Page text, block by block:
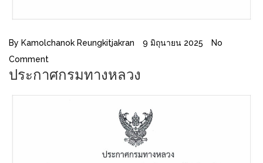
By Kamolchanok Reungkitjakran 9 มิถุนายน 2025
No
Comment
ประกาศกรมทางหลวง